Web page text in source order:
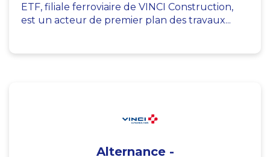
ETF, filiale ferroviaire de VINCI Construction,
est un acteur de premier plan des travaux...
Alternance -